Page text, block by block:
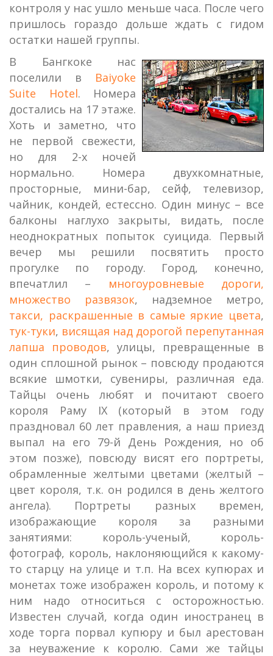
контроля у нас ушло меньше часа. После чего
пришлось гораздо дольше ждать с гидом
остатки нашей группы.
В Бангкоке нас
поселили в Baiyoke
Suite Hotel. Номера
достались на 17 этаже.
Хоть и заметно, что
не первой свежести,
но для 2-х ночей
нормально. Номера двухкомнатные,
просторные, мини-бар, сейф, телевизор,
чайник, кондей, естессно. Один минус – все
балконы наглухо закрыты, видать, после
неоднократных попыток суицида. Первый
вечер мы решили посвятить просто
прогулке по городу. Город, конечно,
впечатлил – многоуровневые дороги,
множество развязок, надземное метро,
такси, раскрашенные в самые яркие цвета,
тук-туки, висящая над дорогой перепутанная
лапша проводов, улицы, превращенные в
один сплошной рынок – повсюду продаются
всякие шмотки, сувениры, различная еда.
Тайцы очень любят и почитают своего
короля Раму IX (который в этом году
праздновал 60 лет правления, а наш приезд
выпал на его 79-й День Рождения, но об
этом позже), повсюду висят его портреты,
обрамленные желтыми цветами (желтый –
цвет короля, т.к. он родился в день желтого
ангела). Портреты разных времен,
изображающие короля за разными
занятиями: король-ученый, король-
фотограф, король, наклоняющийся к какому-
то старцу на улице и т.п. На всех купюрах и
монетах тоже изображен король, и потому к
ним надо относиться с осторожностью.
Известен случай, когда один иностранец в
ходе торга порвал купюру и был арестован
за неуважение к королю. Сами же тайцы